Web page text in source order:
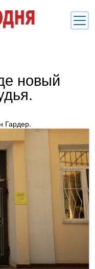
Вход
новый
Гардер.